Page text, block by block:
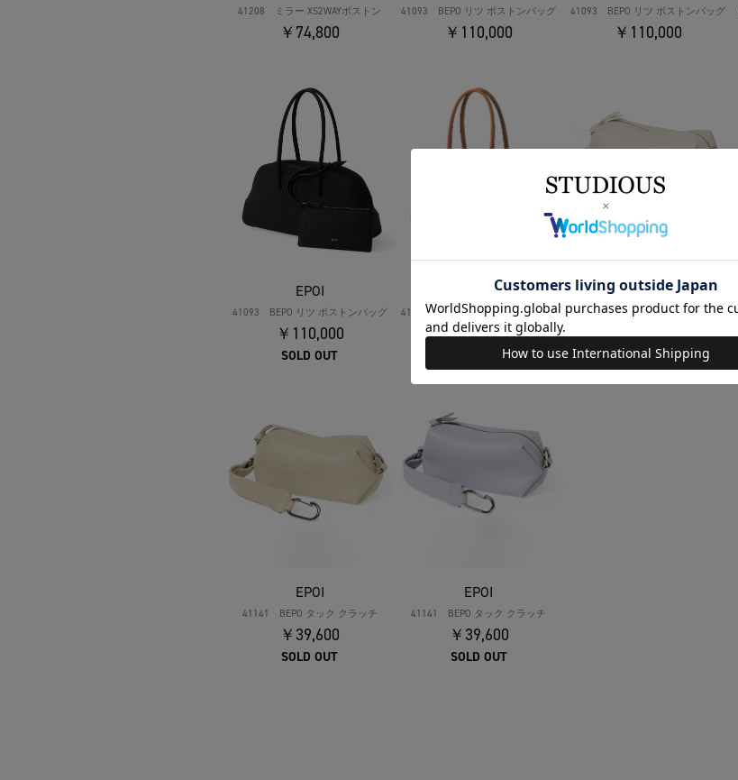
41208 ミラー XS2WAYボストン
￥74,800
41093 BEPO リツ ボストンバッグ
￥110,000
41093 BEPO リツ ボストンバッグ
￥110,000
EPOI
41093 BEPO リツ ボストンバッグ
￥110,000
SOLD OUT
41093 BEPO リツ ボストンバッグ
￥110,000
SOLD OUT
EPOI
41141 BEPO タック クラッチ
￥39,600
SOLD OUT
EPOI
41141 BEPO タック クラッチ
￥39,600
SOLD OUT
EPOI
41141 BEPO タック クラッチ
￥39,600
SOLD OUT